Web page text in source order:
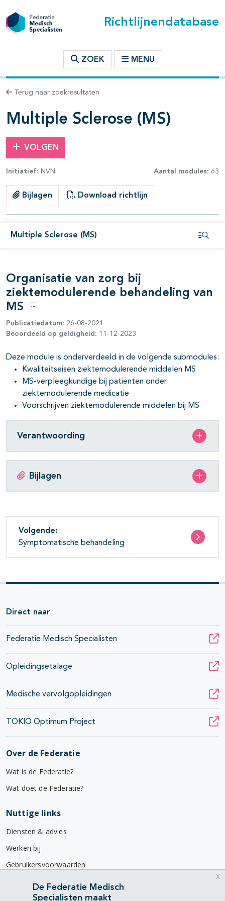
Richtlijnendatabase
ZOEK MENU
Terug naar zoekresultaten
Multiple Sclerose (MS)
VOLGEN
Initiatief: NVN Aantal modules: 63
Bijlagen Download richtlijn
Multiple Sclerose (MS)
binnen deze richtlijn
open- en dichtklappen
open- en dichtklappen
open- en dichtklappen
open- en dichtklappen
open- en dichtklappen
open- en dichtklappen
open- en dichtklappen
Organisatie van zorg bij
ziektemodulerende behandeling van
MS
Opties
Publicatiedatum: 26-08-2021
Beoordeeld op geldigheid: 11-12-2023
Deze module is onderverdeeld in de volgende submodules:
Kwaliteitseisen ziektemodulerende middelen MS
MS-verpleegkundige bij patiënten onder
ziektemodulerende medicatie
Voorschrijven ziektemodulerende middelen bij MS
Verantwoording
Bijlagen
Volgende:
Symptomatische behandeling
Direct naar
Federatie Medisch Specialisten
Opleidingsetalage
Medische vervolgopleidingen
TOKIO Optimum Project
Over de Federatie
Wat is de Federatie?
Wat doet de Federatie?
Nuttige links
Diensten & advies
Werken bij
Gebruikersvoorwaarden
Privacyverklaring
De Federatie Medisch
Specialisten maakt
x